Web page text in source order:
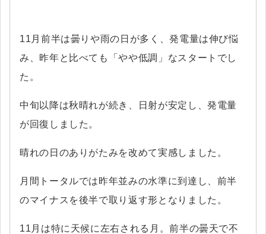
11月前半は曇りや雨の日が多く、発電量は伸び悩
み、昨年と比べても「やや低調」なスタートでし
た。
中旬以降は秋晴れが続き、日射が安定し、発電量
が回復しました。
晴れの日のありがたみを改めて実感しました。
月間トータルでは昨年並みの水準に到達し、前半
のマイナスを後半で取り返す形となりました。
11月は特に天候に左右される月。前半の曇天で不